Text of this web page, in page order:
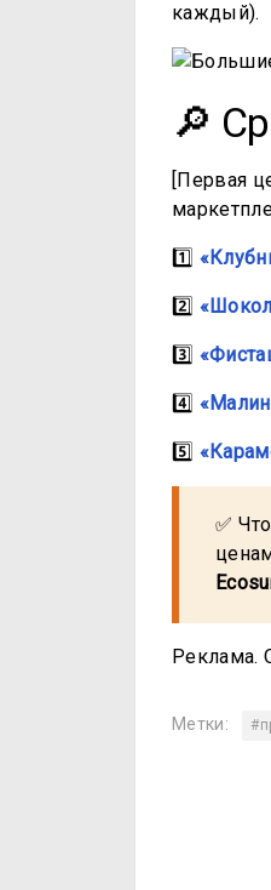
каждый).
🔎
[Первая
1️⃣
2️⃣
3️⃣
4️⃣
5️⃣
✅
Реклама.
Метки: